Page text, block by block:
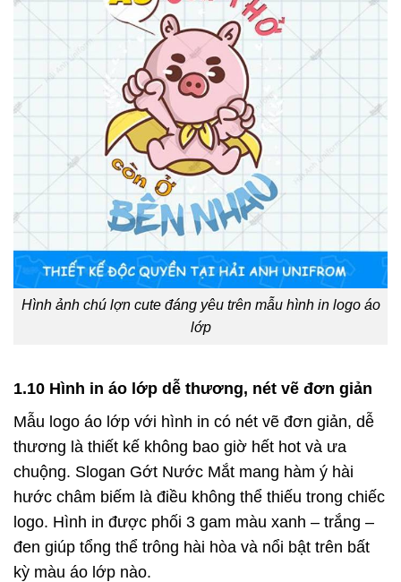
Hình ảnh chú lợn cute đáng yêu trên mẫu hình in logo áo
lớp
1.10 Hình in áo lớp dễ thương, nét vẽ đơn giản
Mẫu logo áo lớp với hình in có nét vẽ đơn giản, dễ
thương là thiết kế không bao giờ hết hot và ưa
chuộng. Slogan Gớt Nước Mắt mang hàm ý hài
hước châm biếm là điều không thể thiếu trong chiếc
logo. Hình in được phối 3 gam màu xanh – trắng –
đen giúp tổng thể trông hài hòa và nổi bật trên bất
kỳ màu áo lớp nào.